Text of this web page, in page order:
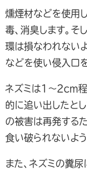
燻煙材などを使用
毒、消臭します。
環は損なわれない
などを使い侵入口
ネズミは1～2cm程
的に追い出したと
の被害は再発する
食い破られないよ
また、ネズミの糞